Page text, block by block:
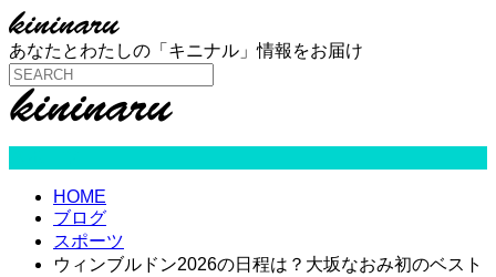
あなたとわたしの「キニナル」情報をお届け
HOME
ブログ
スポーツ
ウィンブルドン2026の日程は？大坂なおみ初のベスト